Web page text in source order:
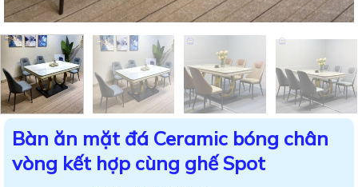
Bàn ăn mặt đá Ceramic bóng chân
vòng kết hợp cùng ghế Spot